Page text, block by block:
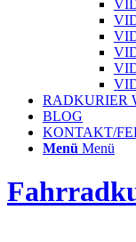
RADKURIER
BLOG
KONTAKT/
Menü Menü